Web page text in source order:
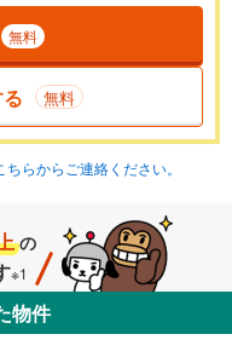
無料
無料
らからご連絡ください。
の
※1
物件